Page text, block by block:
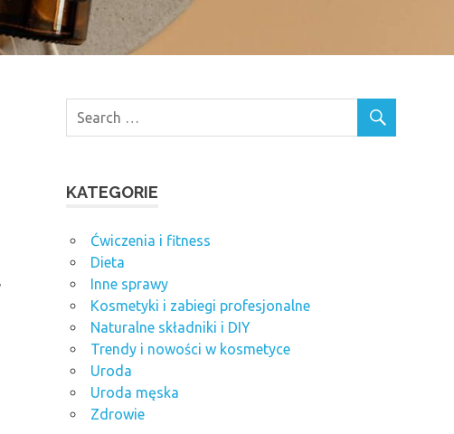
KATEGORIE
Ćwiczenia i fitness
Dieta
Inne sprawy
Kosmetyki i zabiegi profesjonalne
Naturalne składniki i DIY
Trendy i nowości w kosmetyce
Uroda
Uroda męska
Zdrowie